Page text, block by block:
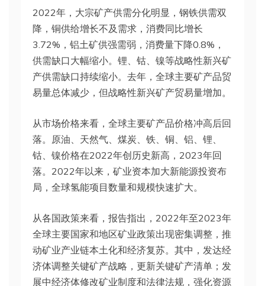
2022年，大宗矿产供需分化明显，钢铁供需双
降，铜供给增长不及需求，消费同比增长
3.72%，铝土矿供强需弱，消费量下降0.8%，
供需缺口大幅缩小。锂、钴、镍等战略性新兴矿
产供需缺口持续缩小。去年，全球主要矿产品贸
易量总体减少，但战略性新兴矿产贸易量增加。
从市场价格来看，全球主要矿产品价格冲高后回
落。原油、天然气、煤炭、铁、铜、铝、锂、
钴、镍价格在2022年创历史新高，2023年回
落。2022年以来，矿业资本加大新能源投资布
局，全球氢能项目数量和规模快速扩大。
从各国政策来看，报告指出，2022年至2023年
全球主要国家和地区矿业政策出现密集调整，推
动矿业产业链本土化和经济复苏。其中，发达经
济体调整关键矿产战略，更新关键矿产清单；发
展中经济体修改矿业制度和法律法规，强化资源